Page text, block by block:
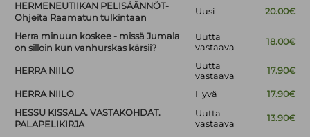
HERMENEUTIIKAN PELISÄÄNNÖT-
Ohjeita Raamatun tulkintaan
Uusi 20.00€
Herra minuun koskee - missä Jumala
on silloin kun vanhurskas kärsii?
Uutta
vastaava
18.00€
HERRA NIILO
Uutta
vastaava
17.90€
HERRA NIILO Hyvä
17.90€
HESSU KISSALA. VASTAKOHDAT.
PALAPELIKIRJA
Uutta
vastaava
13.90€